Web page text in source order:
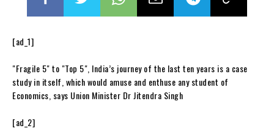
[ad_1]
"Fragile 5" to "Top 5", India’s journey of the last ten years is a case
study in itself, which would amuse and enthuse any student of
Economics, says Union Minister Dr Jitendra Singh
[ad_2]